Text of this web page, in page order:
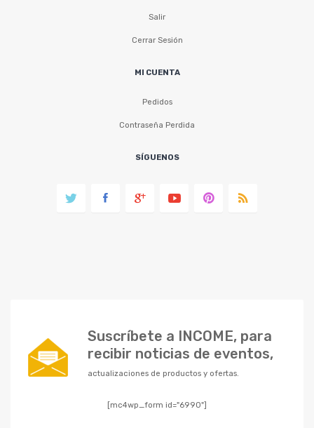
Salir
Cerrar Sesión
MI CUENTA
Pedidos
Contraseña Perdida
SÍGUENOS
Suscríbete a INCOME, para
recibir noticias de eventos,
actualizaciones de productos y ofertas.
[mc4wp_form id="6990"]